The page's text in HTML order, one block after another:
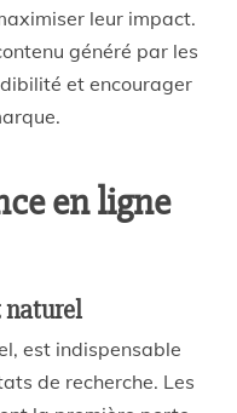
leur impact.
généré par les
et encourager
en ligne
naturel
est indispensable
de recherche. Les